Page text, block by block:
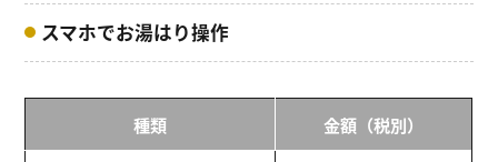
スマホでお湯はり操作
種類 金額（税別）